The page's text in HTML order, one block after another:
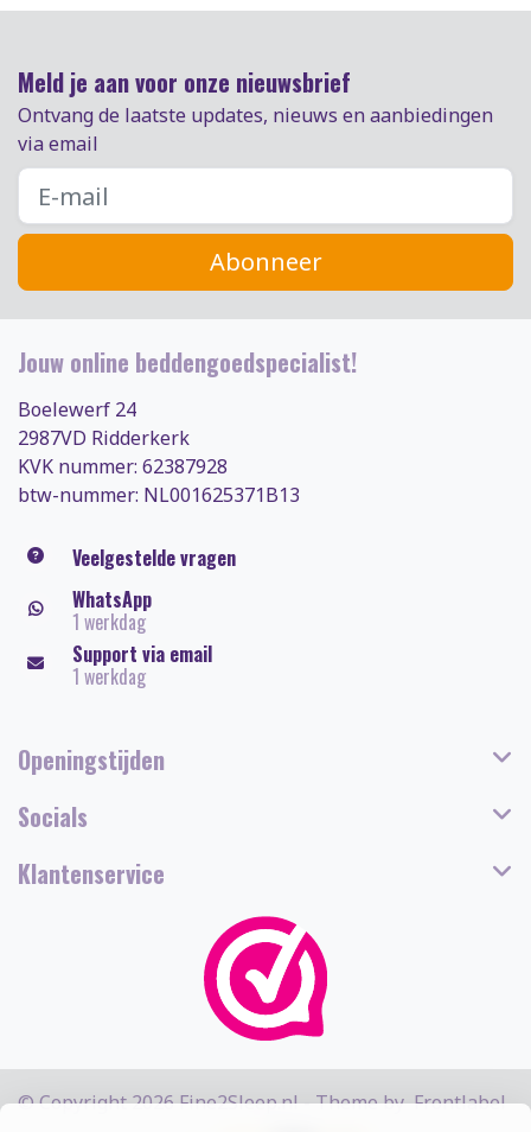
Meld je aan voor onze nieuwsbrief
Ontvang de laatste updates, nieuws en aanbiedingen
via email
Abonneer
Jouw online beddengoedspecialist!
Boelewerf 24
2987VD Ridderkerk
KVK nummer: 62387928
btw-nummer: NL001625371B13
Veelgestelde vragen
WhatsApp
1 werkdag
Support via email
1 werkdag
Openingstijden
Socials
Klantenservice
© Copyright 2026 Fine2Sleep.nl - Theme byFrontlabel